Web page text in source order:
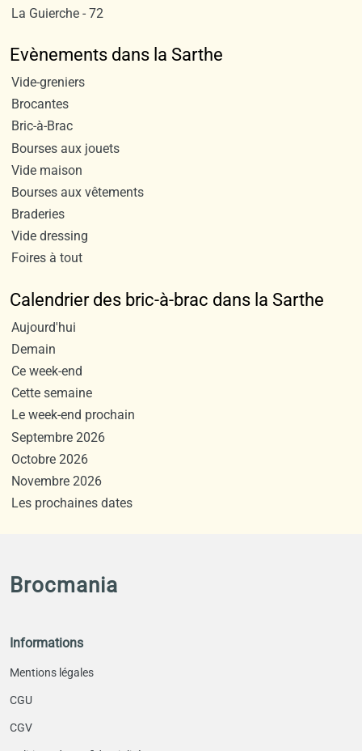
La Guierche - 72
Evènements dans la Sarthe
Vide-greniers
Brocantes
Bric-à-Brac
Bourses aux jouets
Vide maison
Bourses aux vêtements
Braderies
Vide dressing
Foires à tout
Calendrier des bric-à-brac dans la Sarthe
Aujourd'hui
Demain
Ce week-end
Cette semaine
Le week-end prochain
Septembre 2026
Octobre 2026
Novembre 2026
Les prochaines dates
Brocmania
Informations
Mentions légales
CGU
CGV